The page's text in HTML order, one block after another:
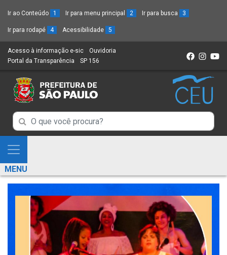
Ir ao Conteúdo 1 Ir para menu principal 2 Ir para busca 3
Ir para rodapé 4 Acessibilidade 5
Acesso à informação e-sic (Link
para
novo
sítio)
Ouvidoria
Portal da Transparência (Link
um
novo
SP 156
Campo
de
Busca
de
informações
Campo
de
de
informações
Mostra
e
Esconde
Menu
MENU